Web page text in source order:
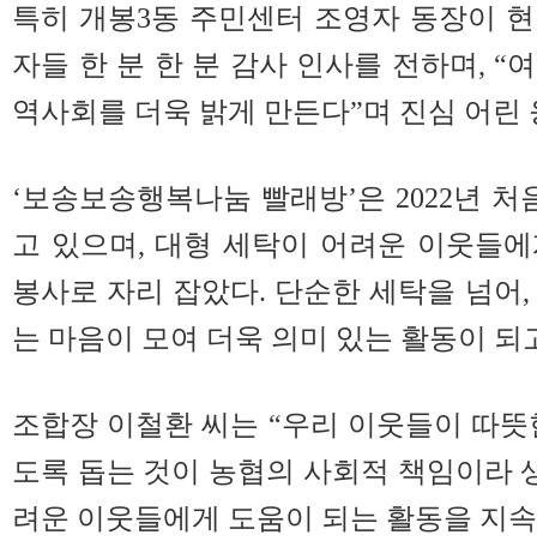
특히 개봉3동 주민센터 조영자 동장이
자들 한 분 한 분 감사 인사를 전하며, “
역사회를 더욱 밝게 만든다”며 진심 어린
‘보송보송행복나눔 빨래방’은 2022년
고 있으며, 대형 세탁이 어려운 이웃들
봉사로 자리 잡았다. 단순한 세탁을 넘어
는 마음이 모여 더욱 의미 있는 활동이 되
조합장 이철환 씨는 “우리 이웃들이 따
도록 돕는 것이 농협의 사회적 책임이라
려운 이웃들에게 도움이 되는 활동을 지